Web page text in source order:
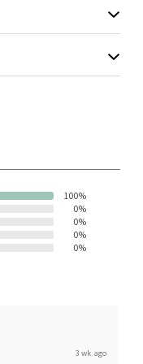
100%
0%
0%
0%
0%
3 wk. ago